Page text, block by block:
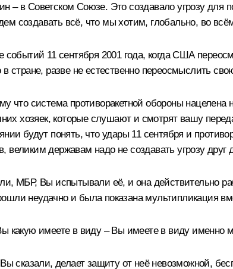
в Советском Союзе. Это создавало угрозу для
создавать всё, что мы хотим, глобально, во
событий 11 сентября 2001 года, когда США
стране, разве не естественно переосмыслить
что система противоракетной обороны
хозяек, которые слушают и смотрят вашу
будут понять, что удары 11 сентября и
державам надо не создавать угрозу
МБР, Вы испытывали её, и она действительно
неудачно и была показана мультипликация
какую имеете в виду – Вы имеете в виду именно
сказали, делает защиту от неё невозможной,